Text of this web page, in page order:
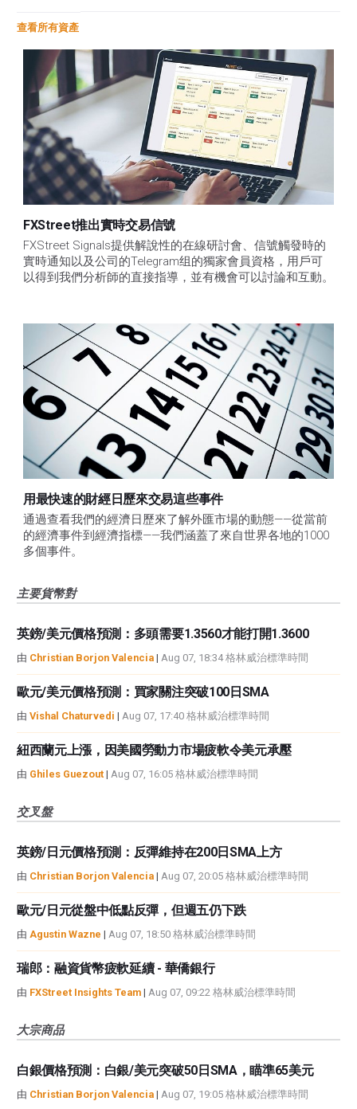
查看所有資產
FXStreet推出實時交易信號
FXStreet Signals提供解說性的在線研討會、信號觸發時的
實時通知以及公司的Telegram组的獨家會員資格，用戶可
以得到我們分析師的直接指導，並有機會可以討論和互動。
用最快速的財經日歷來交易這些事件
通過查看我們的經濟日歷來了解外匯市場的動態——從當前
的經濟事件到經濟指標——我們涵蓋了來自世界各地的1000
多個事件。
主要貨幣對
英鎊/美元價格預測：多頭需要1.3560才能打開1.3600
由 Christian Borjon Valencia | Aug 07, 18:34 格林威治標準時間
歐元/美元價格預測：買家關注突破100日SMA
由 Vishal Chaturvedi | Aug 07, 17:40 格林威治標準時間
紐西蘭元上漲，因美國勞動力市場疲軟令美元承壓
由 Ghiles Guezout | Aug 07, 16:05 格林威治標準時間
交叉盤
英鎊/日元價格預測：反彈維持在200日SMA上方
由 Christian Borjon Valencia | Aug 07, 20:05 格林威治標準時間
歐元/日元從盤中低點反彈，但週五仍下跌
由 Agustin Wazne | Aug 07, 18:50 格林威治標準時間
瑞郎：融資貨幣疲軟延續 - 華僑銀行
由 FXStreet Insights Team | Aug 07, 09:22 格林威治標準時間
大宗商品
白銀價格預測：白銀/美元突破50日SMA，瞄準65美元
由 Christian Borjon Valencia | Aug 07, 19:05 格林威治標準時間